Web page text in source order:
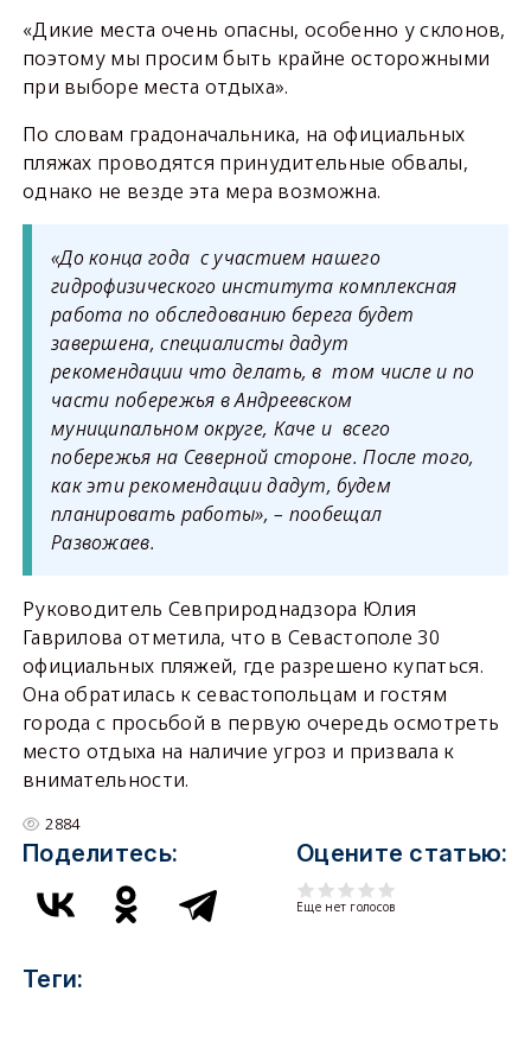
«Дикие места очень опасны, особенно у склонов,
поэтому мы просим быть крайне осторожными
при выборе места отдыха».
По словам градоначальника, на официальных
пляжах проводятся принудительные обвалы,
однако не везде эта мера возможна.
«До конца года с участием нашего
гидрофизического института комплексная
работа по обследованию берега будет
завершена, специалисты дадут
рекомендации что делать, в том числе и по
части побережья в Андреевском
муниципальном округе, Каче и всего
побережья на Северной стороне. После того,
как эти рекомендации дадут, будем
планировать работы», – пообещал
Развожаев.
Руководитель Севприроднадзора Юлия
Гаврилова отметила, что в Севастополе 30
официальных пляжей, где разрешено купаться.
Она обратилась к севастопольцам и гостям
города с просьбой в первую очередь осмотреть
место отдыха на наличие угроз и призвала к
внимательности.
2884
Поделитесь: Оцените статью:
Еще нет голосов
Теги: